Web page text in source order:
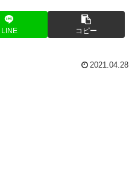
LINE コピー
2021.04.28